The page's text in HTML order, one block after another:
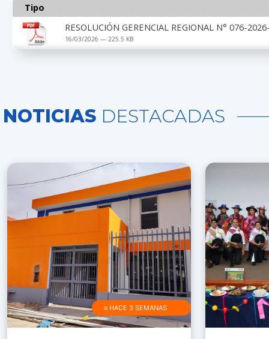
Tipo
RESOLUCIÓN GERENCIAL REGIONAL N° 076-
16/03/2026 — 225.5 KB
NOTICIAS DESTACADAS
≡ HACE 3 SEMANAS